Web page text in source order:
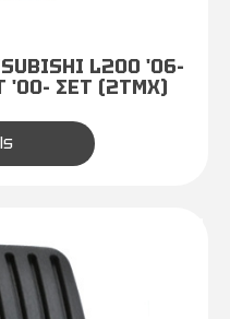
L200 '06-
'00- ΣΕΤ (2ΤΜΧ)